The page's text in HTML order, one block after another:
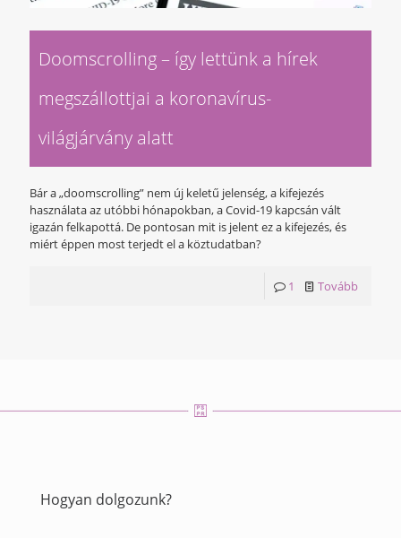
Doomscrolling – így lettünk a hírek
megszállottjai a koronavírus-
világjárvány alatt
Bár a „doomscrolling” nem új keletű jelenség, a kifejezés
használata az utóbbi hónapokban, a Covid-19 kapcsán vált
igazán felkapottá. De pontosan mit is jelent ez a kifejezés, és
miért éppen most terjedt el a köztudatban?
1 Tovább
Hogyan dolgozunk?